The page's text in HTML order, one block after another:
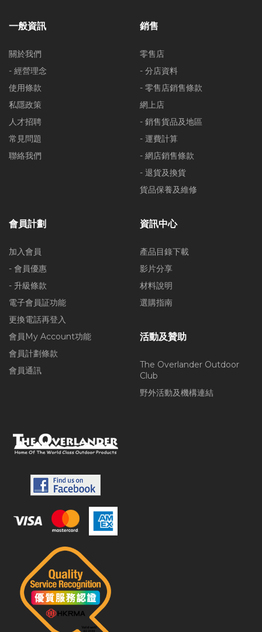
一般資訊
關於我們
- 經營理念
使用條款
私隱政策
人才招聘
常見問題
聯絡我們
銷售
零售店
- 分店資料
- 零售店銷售條款
網上店
- 銷售貨品及地區
- 運費計算
- 網店銷售條款
- 退貨及換貨
貨品保養及維修
會員計劃
加入會員
- 會員優惠
- 升級條款
電子會員証功能
更換電話再登入
會員My Account功能
會員計劃條款
會員通訊
資訊中心
產品目錄下載
影片分享
材料說明
選購指南
活動及贊助
The Overlander Outdoor
Club
野外活動及機構連結